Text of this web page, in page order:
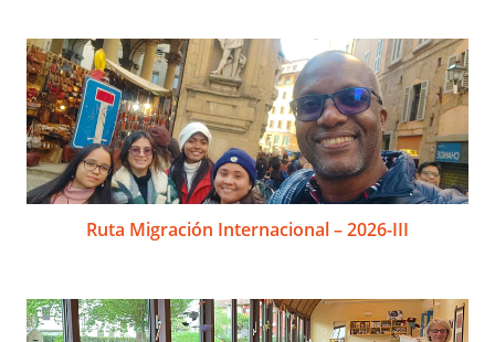
Ruta Migración Internacional – 2026-III